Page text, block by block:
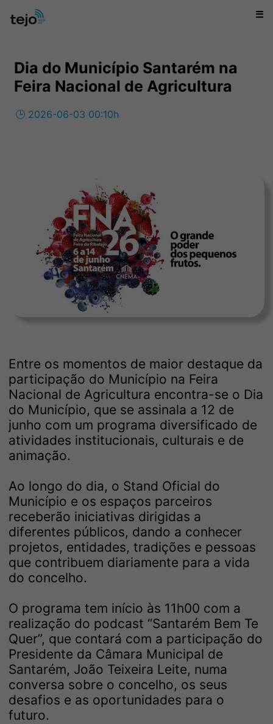
☰
Dia do Município Santarém na
Feira Nacional de Agricultura
🕒 2026-06-03 00:10h
Entre os momentos de maior destaque da
participação do Município na Feira
Nacional de Agricultura encontra-se o Dia
do Município, que se assinala a 12 de
junho com um programa diversificado de
atividades institucionais, culturais e de
animação.
Ao longo do dia, o Stand Oficial do
Município e os espaços parceiros
receberão iniciativas dirigidas a
diferentes públicos, dando a conhecer
projetos, entidades, tradições e pessoas
que contribuem diariamente para a vida
do concelho.
O programa tem início às 11h00 com a
realização do podcast “Santarém Bem Te
Quer”, que contará com a participação do
Presidente da Câmara Municipal de
Santarém, João Teixeira Leite, numa
conversa sobre o concelho, os seus
desafios e as oportunidades para o
futuro.